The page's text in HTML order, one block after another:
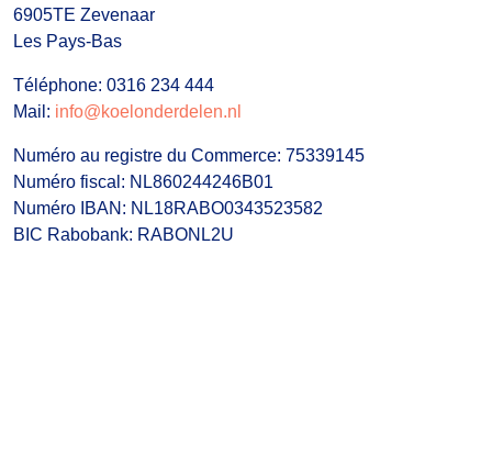
6905TE Zevenaar
Les Pays-Bas
Téléphone: 0316 234 444
Mail: info@koelonderdelen.nl
Numéro au registre du Commerce: 75339145
Numéro fiscal: NL860244246B01
Numéro IBAN: NL18RABO0343523582
BIC Rabobank: RABONL2U